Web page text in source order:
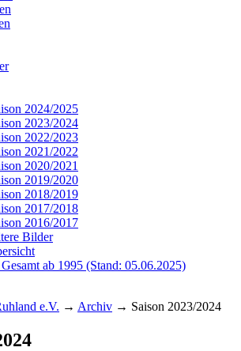
2024/2025
2023/2024
2022/2023
2021/2022
2020/2021
2019/2020
2018/2019
2017/2018
2016/2017
Bilder
ab 1995 (Stand: 05.06.2025)
e.V. → Archiv → Saison 2023/2024